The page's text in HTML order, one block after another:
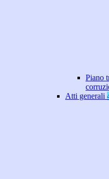
Piano
Atti generali